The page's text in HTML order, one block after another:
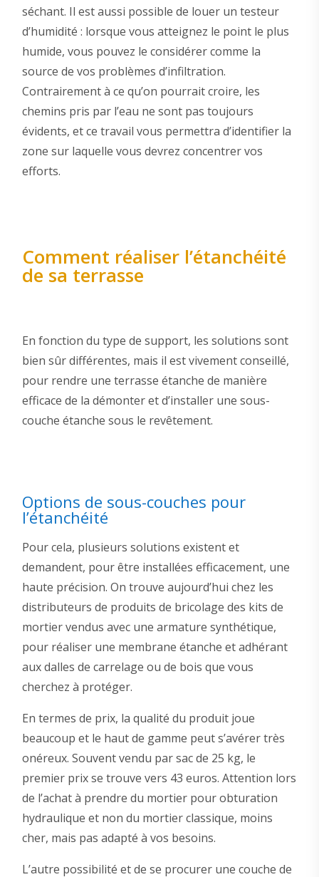
séchant. Il est aussi possible de louer un testeur
d’humidité : lorsque vous atteignez le point le plus
humide, vous pouvez le considérer comme la
source de vos problèmes d’infiltration.
Contrairement à ce qu’on pourrait croire, les
chemins pris par l’eau ne sont pas toujours
évidents, et ce travail vous permettra d’identifier la
zone sur laquelle vous devrez concentrer vos
efforts.
Comment réaliser l’étanchéité
de sa terrasse
En fonction du type de support, les solutions sont
bien sûr différentes, mais il est vivement conseillé,
pour rendre une terrasse étanche de manière
efficace de la démonter et d’installer une sous-
couche étanche sous le revêtement.
Options de sous-couches pour
l’étanchéité
Pour cela, plusieurs solutions existent et
demandent, pour être installées efficacement, une
haute précision. On trouve aujourd’hui chez les
distributeurs de produits de bricolage des kits de
mortier vendus avec une armature synthétique,
pour réaliser une membrane étanche et adhérant
aux dalles de carrelage ou de bois que vous
cherchez à protéger.
En termes de prix, la qualité du produit joue
beaucoup et le haut de gamme peut s’avérer très
onéreux. Souvent vendu par sac de 25 kg, le
premier prix se trouve vers 43 euros. Attention lors
de l’achat à prendre du mortier pour obturation
hydraulique et non du mortier classique, moins
cher, mais pas adapté à vos besoins.
L’autre possibilité et de se procurer une couche de